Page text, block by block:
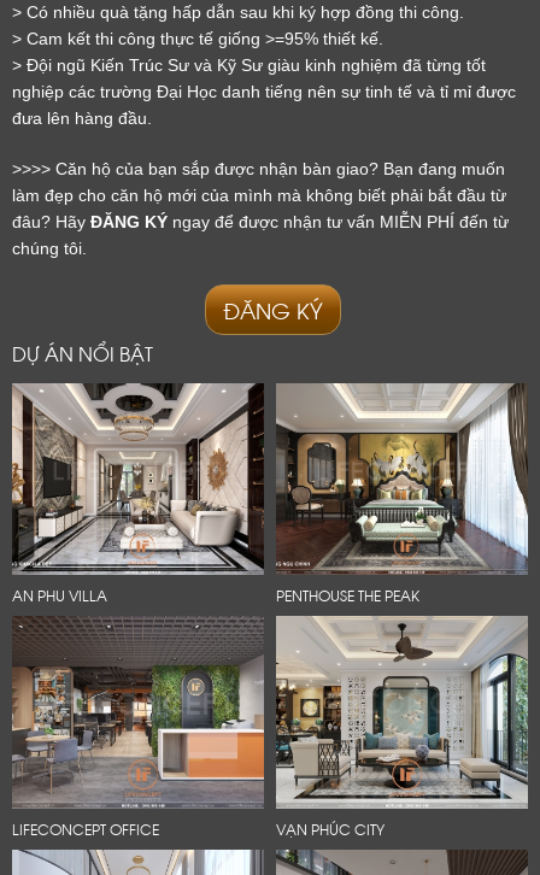
> Có nhiều quà tặng hấp dẫn sau khi ký hợp đồng thi công.
> Cam kết thi công thực tế giống >=95% thiết kế.
> Đội ngũ Kiến Trúc Sư và Kỹ Sư giàu kinh nghiệm đã từng tốt
nghiệp các trường Đại Học danh tiếng nên sự tinh tế và tỉ mỉ được
đưa lên hàng đầu.
>>>> Căn hộ của bạn sắp được nhận bàn giao? Bạn đang muốn
làm đẹp cho căn hộ mới của mình mà không biết phải bắt đầu từ
đâu? Hãy ĐĂNG KÝ ngay để được nhận tư vấn MIỄN PHÍ đến từ
chúng tôi.
ĐĂNG KÝ
DỰ ÁN NỔI BẬT
AN PHU VILLA PENTHOUSE THE PEAK
LIFECONCEPT OFFICE VẠN PHÚC CITY
Cảm ơn quý khách đã để lại thông tin.
Chúng tôi sẽ liên hệ lại trong thời gian sớm nhất